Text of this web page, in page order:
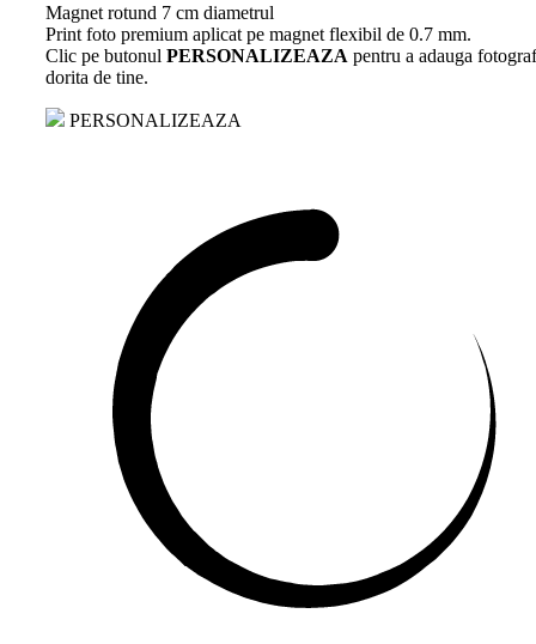
Magnet rotund 7 cm diametrul
Print foto premium aplicat pe magnet flexibil de 0.7 mm.
Clic pe butonul PERSONALIZEAZA pentru a adauga
dorita de tine.
PERSONALIZEAZA